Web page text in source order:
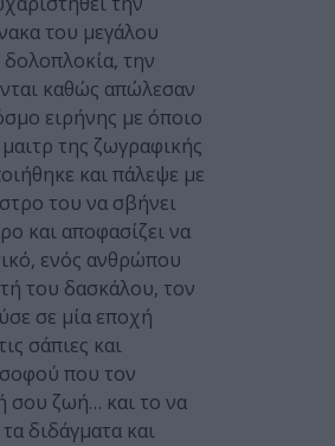
του μεγάλου
την
καθώς απώλεσαν
ειρήνης με όποιο
της ζωγραφικής
και πάλεψε με
του να σβήνει
και αποφασίζει να
ενός ανθρώπου
του δασκάλου, τον
σε μία εποχή
σάπιες και
σοφού που τον
σου ζωή… και το να
διδάγματα και